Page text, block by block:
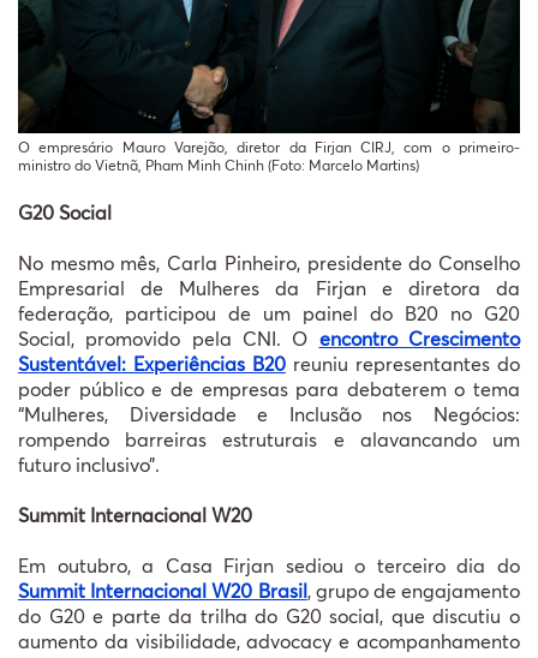
O empresário Mauro Varejão, diretor da Firjan CIRJ, com o primeiro-
ministro do Vietnã, Pham Minh Chinh (Foto: Marcelo Martins)
G20 Social
No mesmo mês, Carla Pinheiro, presidente do Conselho
Empresarial de Mulheres da Firjan e diretora da
federação, participou de um painel do B20 no G20
Social, promovido pela CNI. O encontro Crescimento
Sustentável: Experiências B20 reuniu representantes do
poder público e de empresas para debaterem o tema
“Mulheres, Diversidade e Inclusão nos Negócios:
rompendo barreiras estruturais e alavancando um
futuro inclusivo”.
Summit Internacional W20
Em outubro, a Casa Firjan sediou o terceiro dia do
Summit Internacional W20 Brasil, grupo de engajamento
do G20 e parte da trilha do G20 social, que discutiu o
aumento da visibilidade, advocacy e acompanhamento